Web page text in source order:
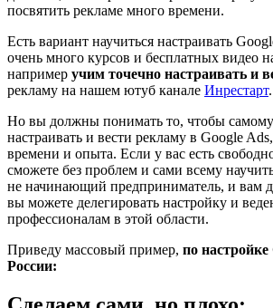
посвятить рекламе много времени.
Есть вариант научиться настраивать
очень много курсов и бесплатных видео
например учим точечно настраивать и
рекламу на нашем ютуб канале Инрестарт.
Но вы должны понимать то, чтобы самому
настраивать и вести рекламу в Google
времени и опыта. Если у вас есть
сможете без проблем и сами всему
не начинающий предприниматель, и вам
вы можете делегировать настройку и
профессионалам в этой области.
Приведу массовый пример, по настройке
России: